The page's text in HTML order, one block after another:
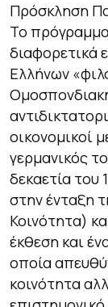
Πρόσκληση
Το
διαφορετικά
Ελλήνων
οικονομικοί
γερμανικός
δεκαετία του
στην ένταξη
Κοινότητα)
έκθεση και
οποία
κοινότητα